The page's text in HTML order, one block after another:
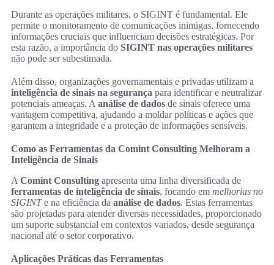
Durante as operações militares, o SIGINT é fundamental. Ele
permite o monitoramento de comunicações inimigas, fornecendo
informações cruciais que influenciam decisões estratégicas. Por
esta razão, a importância do SIGINT nas operações militares
não pode ser subestimada.
Além disso, organizações governamentais e privadas utilizam a
inteligência de sinais na segurança para identificar e neutralizar
potenciais ameaças. A análise de dados de sinais oferece uma
vantagem competitiva, ajudando a moldar políticas e ações que
garantem a integridade e a proteção de informações sensíveis.
Como as Ferramentas da Comint Consulting Melhoram a
Inteligência de Sinais
A Comint Consulting apresenta uma linha diversificada de
ferramentas de inteligência de sinais, focando em melhorias no
SIGINTe na eficiência da análise de dados. Estas ferramentas
são projetadas para atender diversas necessidades, proporcionado
um suporte substancial em contextos variados, desde segurança
nacional até o setor corporativo.
Aplicações Práticas das Ferramentas